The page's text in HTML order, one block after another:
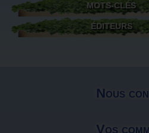
MOTS-CLÉS
ÉDITEURS
Nous
Vos